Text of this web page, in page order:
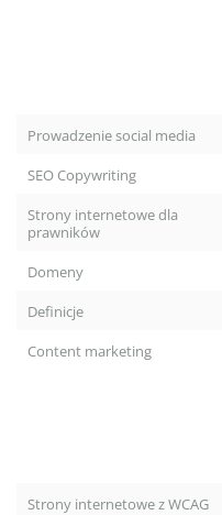
Prowadzenie social media
SEO Copywriting
Strony internetowe dla
prawników
Domeny
Definicje
Content marketing
Strony internetowe z WCAG